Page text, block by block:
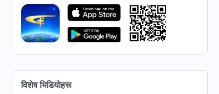
26:31
(विशेष दृश्य)
Christian Movie | परमेश्‍वरले मात्रै
मानवजातिलाई उद्धार गर्न अनि हामीलाई
पीडाबाट मुक्त गर्न सक्‍नुहुन्छ (विशेष दृश्य)
विशेष भिडियोहरू